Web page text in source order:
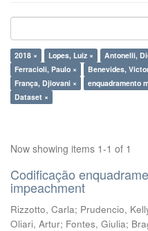
2018 × Lopes, Luiz × Antonelli,
Ferracioli, Paulo ×
Benevides,
França, Djiovani ×
enquadramento
Dataset ×
Now showing items 1-1 of 1
Codificação
impeachment
Rizzotto, Carla; Prudencio,
Oliari, Artur; Fontes, Giulia;